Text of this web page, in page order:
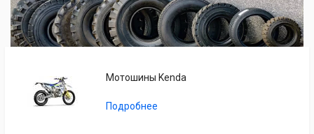
Мотошины Kenda
Подробнее